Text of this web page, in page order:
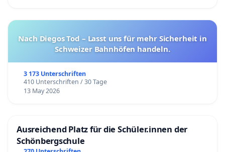
Nach Diegos Tod – Lasst uns für mehr Sicherheit in
Schweizer Bahnhöfen handeln.
3 173 Unterschriften
410 Unterschriften / 30 Tage
13 May 2026
Ausreichend Platz für die Schüler.innen der
Schönbergschule